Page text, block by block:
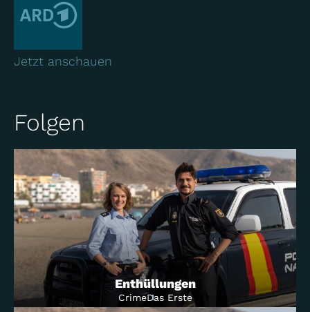
Jetzt anschauen
Folgen
Enthüllungen
CrimeDas Erste